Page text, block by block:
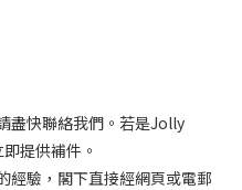
盡快聯絡我們。若是Jolly
提供補件。
經驗，閣下直接經網頁或電郵